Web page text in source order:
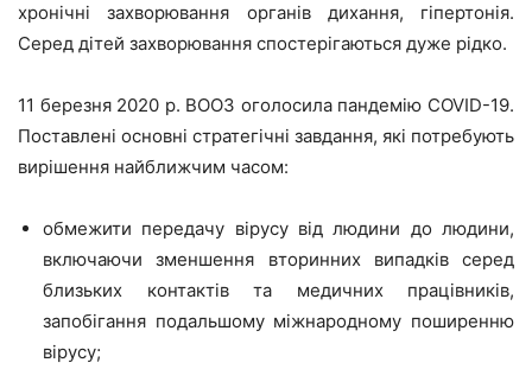
хронічні захворювання органів дихання, гіпертонія.
Серед дітей захворювання спостерігаються дуже рідко.
11 березня 2020 р. ВООЗ оголосила пандемію COVID-19.
Поставлені основні стратегічні завдання, які потребують
вирішення найближчим часом:
обмежити передачу вірусу від людини до людини,
включаючи зменшення вторинних випадків серед
близьких контактів та медичних працівників,
запобігання подальшому міжнародному поширенню
вірусу;